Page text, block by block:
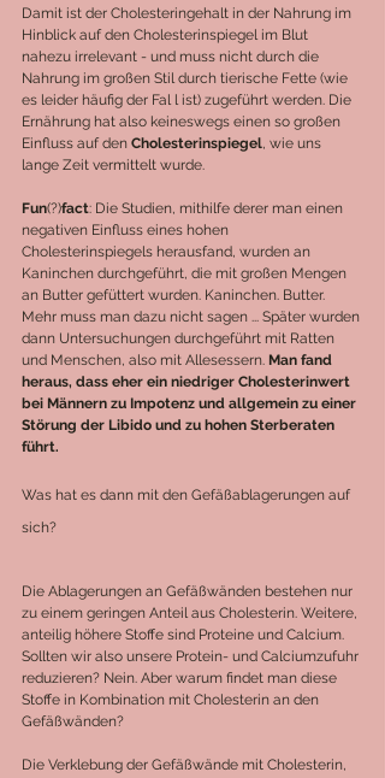
Damit ist der Cholesteringehalt in der Nahrung im
Hinblick auf den Cholesterinspiegel im Blut
nahezu irrelevant - und muss nicht durch die
Nahrung im großen Stil durch tierische Fette (wie
es leider häufig der Fal l ist) zugeführt werden. Die
Ernährung hat also keineswegs einen so großen
Einfluss auf den Cholesterinspiegel, wie uns
lange Zeit vermittelt wurde.
Fun(?)fact: Die Studien, mithilfe derer man einen
negativen Einfluss eines hohen
Cholesterinspiegels herausfand, wurden an
Kaninchen durchgeführt, die mit großen Mengen
an Butter gefüttert wurden. Kaninchen. Butter.
Mehr muss man dazu nicht sagen ... Später wurden
dann Untersuchungen durchgeführt mit Ratten
und Menschen, also mit Allesessern. Man fand
heraus, dass eher ein niedriger Cholesterinwert
bei Männern zu Impotenz und allgemein zu einer
Störung der Libido und zu hohen Sterberaten
führt.
Was hat es dann mit den Gefäßablagerungen auf
sich?
Die Ablagerungen an Gefäßwänden bestehen nur
zu einem geringen Anteil aus Cholesterin. Weitere,
anteilig höhere Stoffe sind Proteine und Calcium.
Sollten wir also unsere Protein- und Calciumzufuhr
reduzieren? Nein. Aber warum findet man diese
Stoffe in Kombination mit Cholesterin an den
Gefäßwänden?
Die Verklebung der Gefäßwände mit Cholesterin,